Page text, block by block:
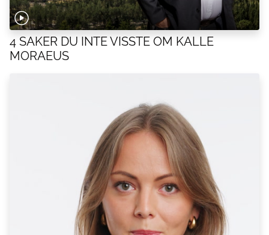
4 SAKER DU INTE VISSTE OM KALLE
MORAEUS